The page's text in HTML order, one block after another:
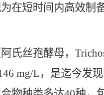
在短时间内高效制
丝孢酵母，
mg/L，是迄今发